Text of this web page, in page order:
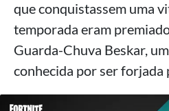
que conquistassem uma
temporada eram
Guarda-Chuva Beskar,
conhecida por ser forjada